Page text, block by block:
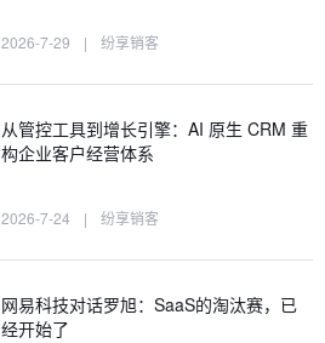
2026-7-29 | 纷享销客
从管控工具到增长引擎：AI 原生 CRM 重
构企业客户经营体系
2026-7-24 | 纷享销客
网易科技对话罗旭：SaaS的淘汰赛，已
经开始了